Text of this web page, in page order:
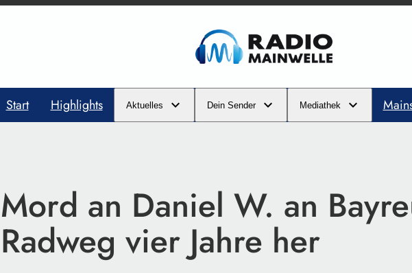
Start Highlights Aktuelles Dein Sender Mediathek
Mord an Daniel W. an
Radweg vier Jahre her